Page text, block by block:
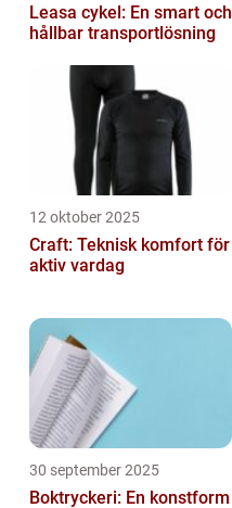
Leasa cykel: En smart och
hållbar transportlösning
12 oktober 2025
Craft: Teknisk komfort för
aktiv vardag
30 september 2025
Boktryckeri: En konstform